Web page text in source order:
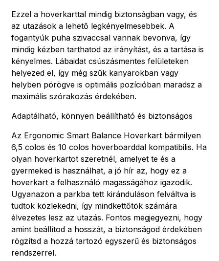
Ezzel a hoverkarttal mindig biztonságban vagy, és
az utazások a lehető legkényelmesebbek. A
fogantyúk puha szivaccsal vannak bevonva, így
mindig kézben tarthatod az irányítást, és a tartása is
kényelmes. Lábaidat csúszásmentes felületeken
helyezed el, így még szűk kanyarokban vagy
helyben pörögve is optimális pozícióban maradsz a
maximális szórakozás érdekében.
Adaptálható, könnyen beállítható és biztonságos
Az Ergonomic Smart Balance Hoverkart bármilyen
6,5 colos és 10 colos hoverboarddal kompatibilis. Ha
olyan hoverkartot szeretnél, amelyet te és a
gyermeked is használhat, a jó hír az, hogy ez a
hoverkart a felhasználó magasságához igazodik.
Ugyanazon a parkba tett kiránduláson felváltva is
tudtok közlekedni, így mindkettőtök számára
élvezetes lesz az utazás. Fontos megjegyezni, hogy
amint beállítod a hosszát, a biztonságod érdekében
rögzítsd a hozzá tartozó egyszerű és biztonságos
rendszerrel.